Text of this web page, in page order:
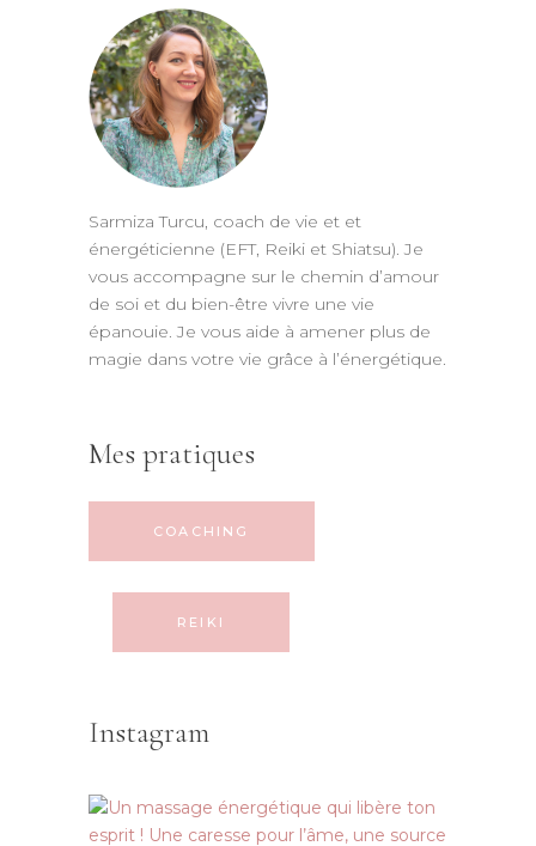
Sarmiza Turcu, coach de vie et et
énergéticienne (EFT, Reiki et Shiatsu). Je
vous accompagne sur le chemin d’amour
de soi et du bien-être vivre une vie
épanouie. Je vous aide à amener plus de
magie dans votre vie grâce à l’énergétique.
Mes pratiques
COACHING
REIKI
Instagram